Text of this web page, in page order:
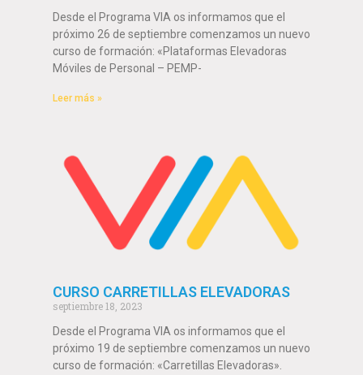
Desde el Programa VIA os informamos que el
próximo 26 de septiembre comenzamos un nuevo
curso de formación: «Plataformas Elevadoras
Móviles de Personal – PEMP-
Leer más »
CURSO CARRETILLAS ELEVADORAS
septiembre 18, 2023
Desde el Programa VIA os informamos que el
próximo 19 de septiembre comenzamos un nuevo
curso de formación: «Carretillas Elevadoras».